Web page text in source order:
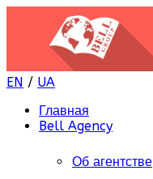
EN / UA
Главная
Bell Agency
Об агентстве